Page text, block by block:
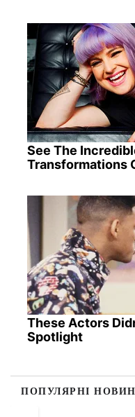
See The
Transformations
These Actors
Spotlight
ПОПУЛЯРНІ